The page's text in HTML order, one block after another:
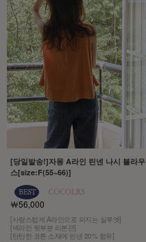
[당일발송!]자몽 A라인 린넨 나시 블라우
스[size:F(55~66)]
￦56,000
[사랑스럽게 A라인으로 퍼지는 실루엣]
[넥라인 뒷부분 리본끈]
[탄탄한 코튼 소재에 린넨 20% 함유]